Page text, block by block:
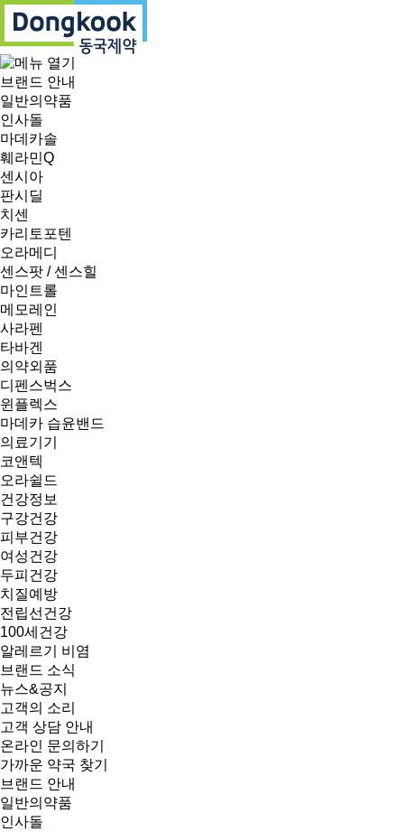
브랜드 안내
일반의약품
인사돌
마데카솔
훼라민Q
센시아
판시딜
치센
카리토포텐
오라메디
센스팟 / 센스힐
마인트롤
메모레인
사라펜
타바겐
의약외품
디펜스벅스
윈플렉스
마데카 습윤밴드
의료기기
코앤텍
오라쉴드
건강정보
구강건강
피부건강
여성건강
두피건강
치질예방
전립선건강
100세건강
알레르기 비염
브랜드 소식
뉴스&공지
고객의 소리
고객 상담 안내
온라인 문의하기
가까운 약국 찾기
브랜드 안내
일반의약품
인사돌